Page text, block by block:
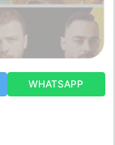
WHATSAPP